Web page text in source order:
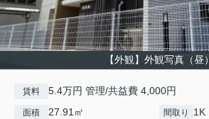
【外観】外観写真（昼）
賃料 5.4万円 管理/共益費 4,000円
面積 27.91㎡ 間取り 1K